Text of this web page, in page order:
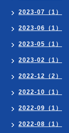
2023-07（1）
2023-06（1）
2023-05（1）
2023-02（1）
2022-12（2）
2022-10（1）
2022-09（1）
2022-08（1）